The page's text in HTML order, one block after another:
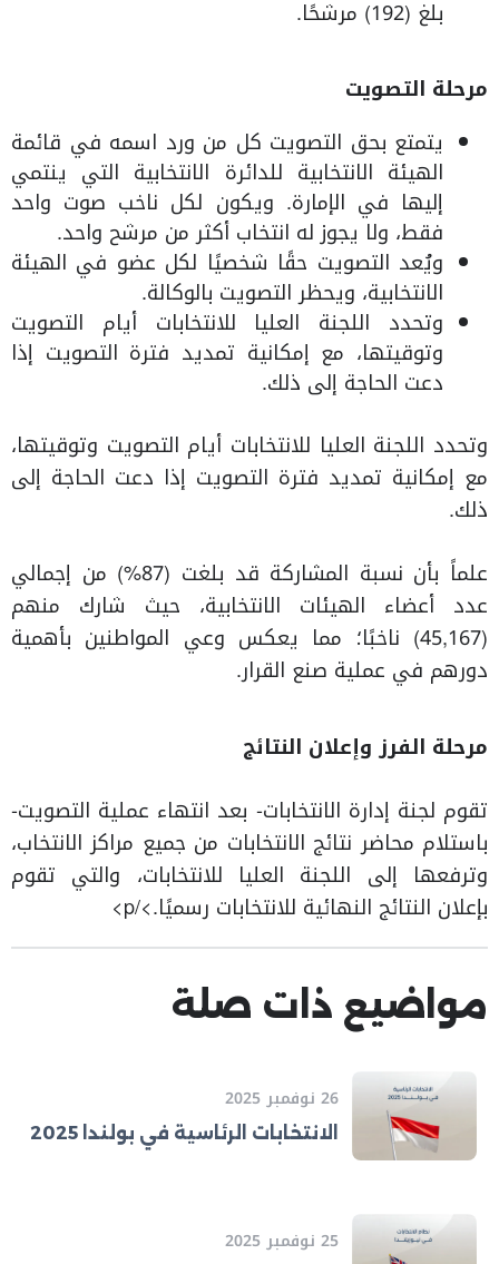
بلغ (192) مرشحًا.
مرحلة التصويت
يتمتع بحق التصويت كل من ورد اسمه في قائمة
الهيئة الانتخابية للدائرة الانتخابية التي ينتمي
إليها في الإمارة. ويكون لكل ناخب صوت واحد
فقط، ولا يجوز له انتخاب أكثر من مرشح واحد.
ويُعد التصويت حقًا شخصيًا لكل عضو في الهيئة
الانتخابية، ويحظر التصويت بالوكالة.
وتحدد اللجنة العليا للانتخابات أيام التصويت
وتوقيتها، مع إمكانية تمديد فترة التصويت إذا
دعت الحاجة إلى ذلك.
وتحدد اللجنة العليا للانتخابات أيام التصويت وتوقيتها،
مع إمكانية تمديد فترة التصويت إذا دعت الحاجة إلى
ذلك.
علماً بأن نسبة المشاركة قد بلغت (87%) من إجمالي
عدد أعضاء الهيئات الانتخابية، حيث شارك منهم
(45,167) ناخبًا؛ مما يعكس وعي المواطنين بأهمية
دورهم في عملية صنع القرار.
مرحلة الفرز وإعلان النتائج
تقوم لجنة إدارة الانتخابات- بعد انتهاء عملية التصويت-
باستلام محاضر نتائج الانتخابات من جميع مراكز الانتخاب،
وترفعها إلى اللجنة العليا للانتخابات، والتي تقوم
بإعلان النتائج النهائية للانتخابات رسميًا.>/p>
مواضيع ذات صلة
26 نوفمبر 2025
الانتخابات الرئاسية في بولندا 2025
25 نوفمبر 2025